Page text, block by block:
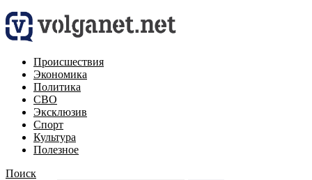
Происшествия
Экономика
Политика
СВО
Эксклюзив
Спорт
Культура
Полезное
Поиск